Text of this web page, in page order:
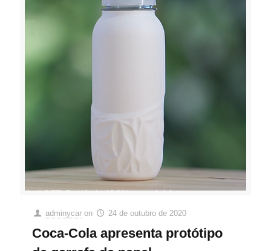
adminycar on 24 de outubro de 2020
Coca-Cola apresenta protótipo